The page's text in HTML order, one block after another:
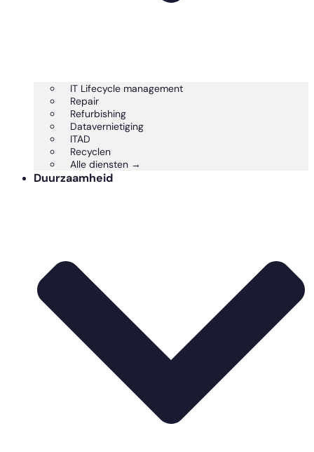
IT Lifecycle management
Repair
Refurbishing
Datavernietiging
ITAD
Recyclen
Alle diensten →
Duurzaamheid